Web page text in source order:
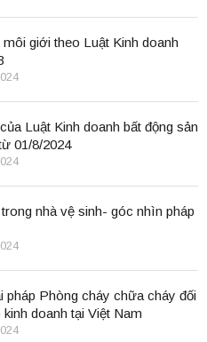
giới theo Luật Kinh doanh
Luật Kinh doanh bất động sản
01/8/2024
nhà vệ sinh- góc nhìn pháp
pháp Phòng cháy chữa cháy đối
doanh tại Việt Nam